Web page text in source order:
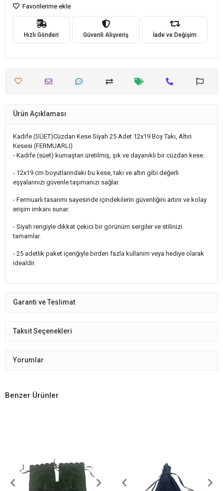
Favorilerime ekle
Hızlı Gönderi Güvenli Alışveriş İade ve Değişim
Ürün Açıklaması
Kadife (SÜET)Cüzdan Kese Siyah 25 Adet 12x19 Boy Takı, Altın
Kesesi (FERMUARLI)
- Kadife (süet) kumaştan üretilmiş, şık ve dayanıklı bir cüzdan kese.
- 12x19 cm boyutlarındaki bu kese, takı ve altın gibi değerli
eşyalarınızı güvenle taşımanızı sağlar.
- Fermuarlı tasarımı sayesinde içindekilerin güvenliğini artırır ve kolay
erişim imkanı sunar.
- Siyah rengiyle dikkat çekici bir görünüm sergiler ve stilinizi
tamamlar.
- 25 adetlik paket içeriğiyle birden fazla kullanım veya hediye olarak
idealdir.
Garanti ve Teslimat
Taksit Seçenekleri
Yorumlar
Benzer Ürünler